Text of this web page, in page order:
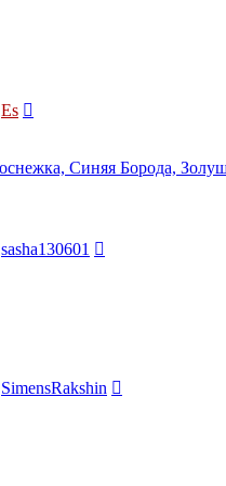
Es
Синяя Борода,
sasha130601
SimensRakshin